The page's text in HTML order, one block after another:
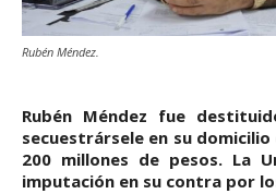
Rubén Méndez.
Rubén Méndez fue
secuestrársele en su
200 millones de pesos. La
imputación en su contra por